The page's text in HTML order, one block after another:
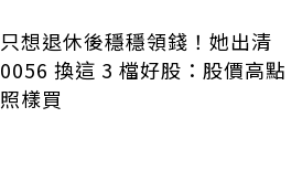
只想退休後穩穩領錢！她出清
0056 換這 3 檔好股：股價高點
照樣買